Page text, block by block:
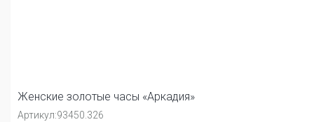
Женские золотые часы «Аркадия»
Артикул:93450.326